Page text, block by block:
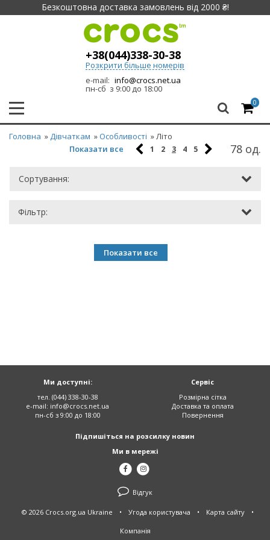
Безкоштовна доставка замовлень від 2000 ₴!
+38(044)338-30-38
Розкрити більше номерів
e-mail: info@crocs.net.ua
пн-сб з 9:00 до 18:00
0
Головна » Дівчаткам »Особливості » Літо
78 од.
1 2 3 4 5
Показати все
Сортування:
Фільтр:
Показати все
Сервіс
Розмірна сітка
Доставка та оплата
Повернення
Ми доступні:
тел. (044) 338-30-38
e-mail: info@crocs.net.ua
пн-сб з 9:00 до 18:00
Підпишіться на розсилку новин
Ми в мережі
Відгук
© 2026 Crocs.org.ua Ukraine • Угода користувача • Карта сайту •
Компанія